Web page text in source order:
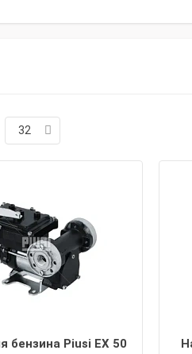
32
бензина Piusi EX 50